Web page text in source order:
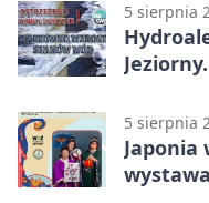
5 sierpnia
5 sierpnia
Japonia